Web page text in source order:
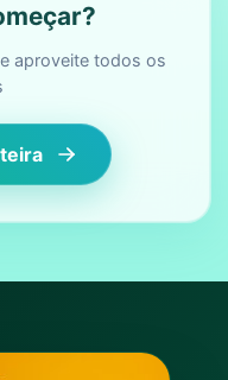
aproveite todos os